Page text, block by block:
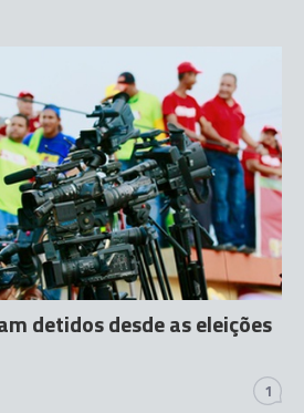
detidos desde as eleições
1